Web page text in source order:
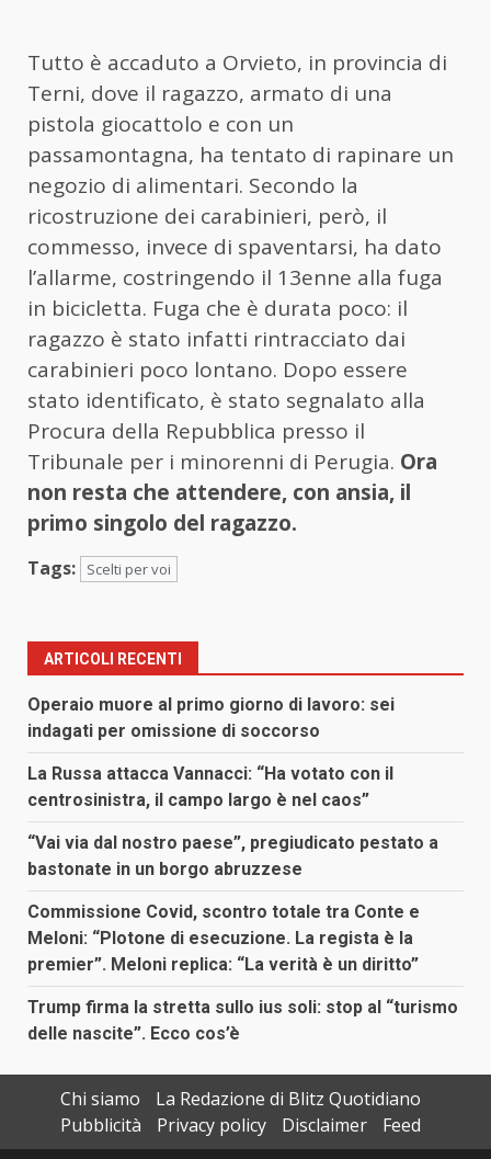
Tutto è accaduto a Orvieto, in provincia di
Terni, dove il ragazzo, armato di una
pistola giocattolo e con un
passamontagna, ha tentato di rapinare un
negozio di alimentari. Secondo la
ricostruzione dei carabinieri, però, il
commesso, invece di spaventarsi, ha dato
l’allarme, costringendo il 13enne alla fuga
in bicicletta. Fuga che è durata poco: il
ragazzo è stato infatti rintracciato dai
carabinieri poco lontano. Dopo essere
stato identificato, è stato segnalato alla
Procura della Repubblica presso il
Tribunale per i minorenni di Perugia. Ora
non resta che attendere, con ansia, il
primo singolo del ragazzo.
Tags: Scelti per voi
ARTICOLI RECENTI
Operaio muore al primo giorno di lavoro: sei
indagati per omissione di soccorso
La Russa attacca Vannacci: “Ha votato con il
centrosinistra, il campo largo è nel caos”
“Vai via dal nostro paese”, pregiudicato pestato a
bastonate in un borgo abruzzese
Commissione Covid, scontro totale tra Conte e
Meloni: “Plotone di esecuzione. La regista è la
premier”. Meloni replica: “La verità è un diritto”
Trump firma la stretta sullo ius soli: stop al “turismo
delle nascite”. Ecco cos’è
Chi siamo
La Redazione di Blitz Quotidiano
Pubblicità
Privacy policy Disclaimer Feed